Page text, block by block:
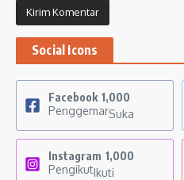
Social Icons
Facebook 1,000
PenggemarSuka
Instagram 1,000
PengikutIkuti